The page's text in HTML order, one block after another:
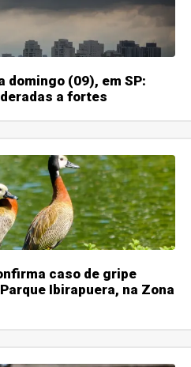
domingo (09), em SP:
a fortes
caso de gripe
Ibirapuera, na Zona